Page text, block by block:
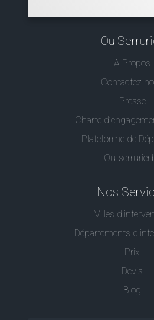
Ou
A Propos
Contactez
Presse
Charte
Plateforme de
Ou-
Nos
Villes
Départements
Prix
Devis
Blog